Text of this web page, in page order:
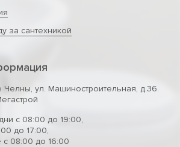
за сантехникой
Челны, ул. Машиностроительная, д.36.
с 08:00 до 19:00,
до 17:00,
с 08:00 до 16:00